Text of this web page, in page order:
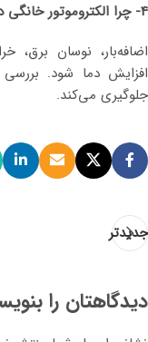
4- چرا الکتروموتور خانگی داغ می‌کند؟
اضافه‌بار، نوسان برق،
افزایش دما شود.
جلوگیری می‌کند.
جدیدتر
دیدگاهتان را